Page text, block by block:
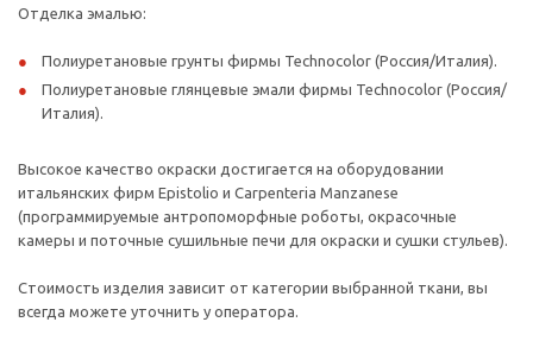
Отделка эмалью:
Полиуретановые грунты фирмы Technocolor (Россия/Италия).
Полиуретановые глянцевые эмали фирмы Technocolor (Россия/
Италия).
Высокое качество окраски достигается на оборудовании
итальянских фирм Epistolio и Carpenteria Manzanese
(программируемые антропоморфные роботы, окрасочные
камеры и поточные сушильные печи для окраски и сушки стульев).
Стоимость изделия зависит от категории выбранной ткани, вы
всегда можете уточнить у оператора.